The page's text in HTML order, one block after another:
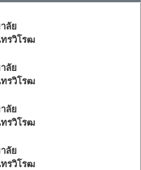
ลัย
รวิโรฒ
ลัย
รวิโรฒ
ลัย
รวิโรฒ
ลัย
รวิโรฒ